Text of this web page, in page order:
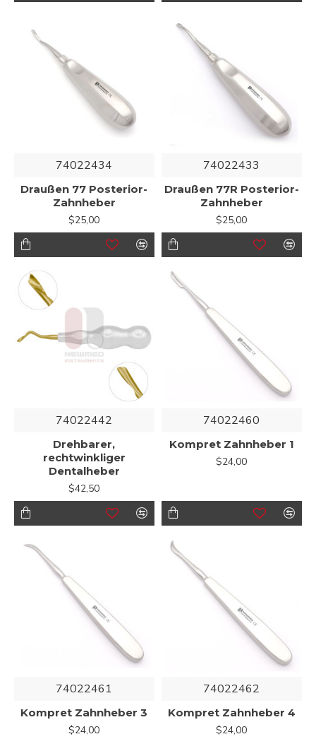
74022434
Draußen 77 Posterior-
Zahnheber
$25,00
74022433
Draußen 77R Posterior-
Zahnheber
$25,00
74022442
Drehbarer,
rechtwinkliger
Dentalheber
$42,50
74022460
Kompret Zahnheber 1
$24,00
74022461
Kompret Zahnheber 3
$24,00
74022462
Kompret Zahnheber 4
$24,00